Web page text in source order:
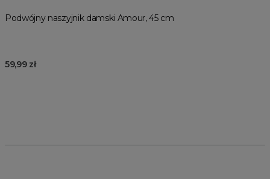
Podwójny naszyjnik damski Amour, 45 cm
59,99 zł